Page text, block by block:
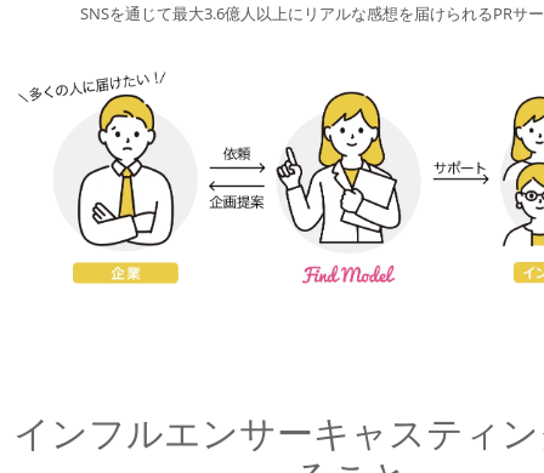
SNSを通じて最大3.6億人以上にリアルな感想を届けられるPRサ
インフルエンサーキャスティ